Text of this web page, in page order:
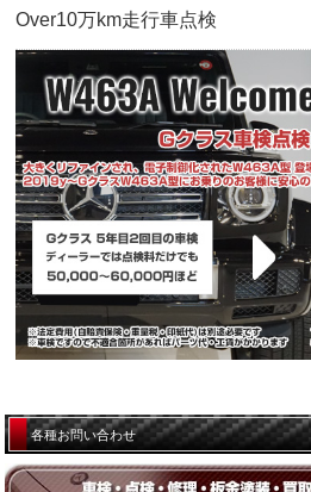
Over10万km走行車点検
各種お問い合わせ